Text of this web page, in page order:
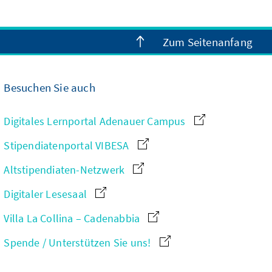
Zum Seitenanfang
Besuchen Sie auch
Digitales Lernportal Adenauer Campus
Stipendiatenportal VIBESA
Altstipendiaten-Netzwerk
Digitaler Lesesaal
Villa La Collina – Cadenabbia
Spende / Unterstützen Sie uns!